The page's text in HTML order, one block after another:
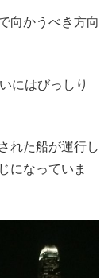
向かうべき方向
にはびっしり
れた船が運行し
になっていま